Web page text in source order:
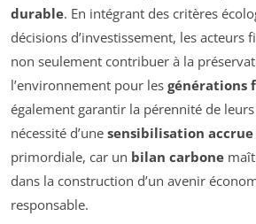
durable. En intégrant des critères
décisions d’investissement, les acteurs
non seulement contribuer à la
l’environnement pour les générations
également garantir la pérennité de
nécessité d’une sensibilisation accrue
primordiale, car un bilan carbone
dans la construction d’un avenir
responsable.